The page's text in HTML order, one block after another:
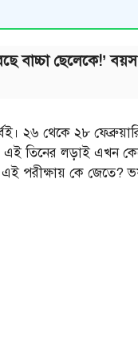
বাচ্চা ছেলেকে!’
২৬ থেকে ২৮
তিনের লড়াই এখন
পরীক্ষায় কে জেতে?